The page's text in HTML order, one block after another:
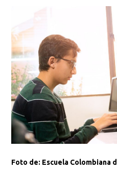
Foto de: Escuela Colombiana